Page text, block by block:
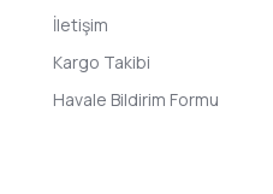
İletişim
Kargo Takibi
Havale Bildirim Formu